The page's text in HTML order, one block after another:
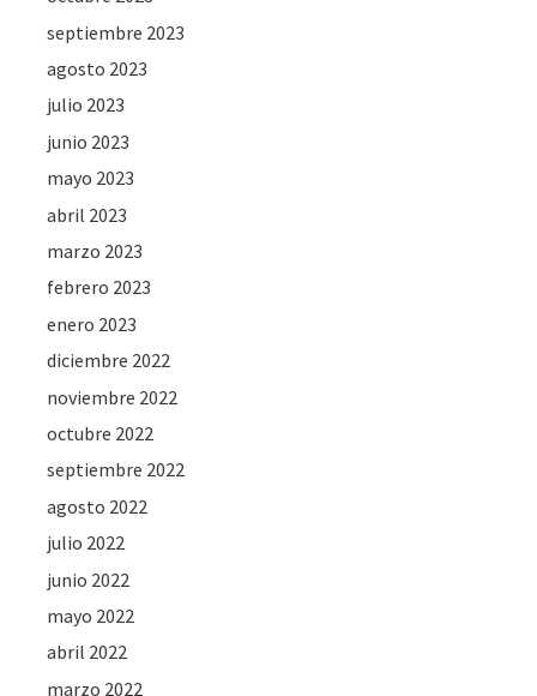
septiembre 2023
agosto 2023
julio 2023
junio 2023
mayo 2023
abril 2023
marzo 2023
febrero 2023
enero 2023
diciembre 2022
noviembre 2022
octubre 2022
septiembre 2022
agosto 2022
julio 2022
junio 2022
mayo 2022
abril 2022
marzo 2022